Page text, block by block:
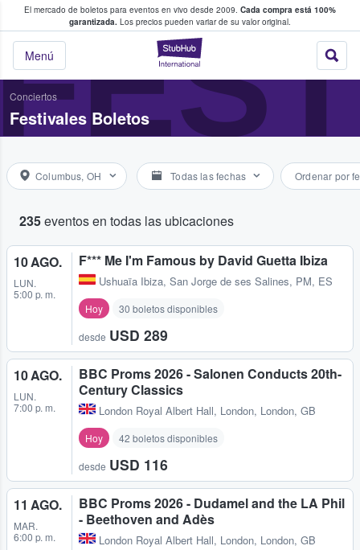
El mercado de boletos para eventos en vivo desde 2009. Cada compra está 100%
garantizada. Los precios pueden variar de su valor original.
StubHub: donde
Menú
fans compran y venden boletos
Conciertos
Festivales Boletos
Columbus, OH Todas las fechas Ordenar por
235eventos en todas las ubicaciones
10 AGO.
LUN.
5:00 p. m.
F*** Me I'm Famous by David Guetta Ibiza
Ushuaïa Ibiza, San Jorge de ses Salines, PM, ES
Hoy 30 boletos disponibles
desde USD 289
10 AGO.
LUN.
7:00 p. m.
BBC Proms 2026 - Salonen Conducts 20th-
Century Classics
London Royal Albert Hall, London, London, GB
Hoy 42 boletos disponibles
desde USD 116
11 AGO.
MAR.
6:00 p. m.
BBC Proms 2026 - Dudamel and the LA Phil
- Beethoven and Adès
London Royal Albert Hall, London, London, GB